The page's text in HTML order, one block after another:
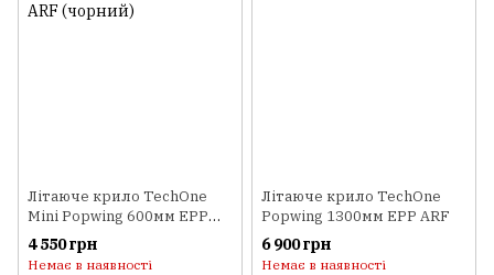
Літаюче крило TechOne
Mini Popwing 600мм EPP
ARF (чорний)
4 550 грн
Немає в наявності
Літаюче крило TechOne
Popwing 1300мм EPP ARF
6 900 грн
Немає в наявності